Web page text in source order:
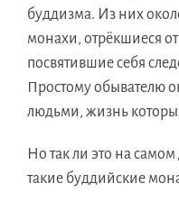
буддизма. Из них
монахи, отрёкшиеся
посвятившие себя
Простому обывателю
людьми, жизнь
Но так ли это на
такие буддийские